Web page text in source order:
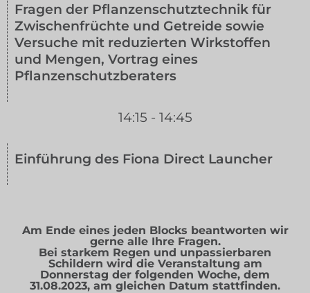
Fragen der Pflanzenschutztechnik für
Zwischenfrüchte und Getreide sowie
Versuche mit reduzierten Wirkstoffen
und Mengen, Vortrag eines
Pflanzenschutzberaters
14:15 - 14:45
Einführung des Fiona Direct Launcher
Am Ende eines jeden Blocks beantworten wir
gerne alle Ihre Fragen.
Bei starkem Regen und unpassierbaren
Schildern wird die Veranstaltung am
Donnerstag der folgenden Woche, dem
31.08.2023, am gleichen Datum stattfinden.